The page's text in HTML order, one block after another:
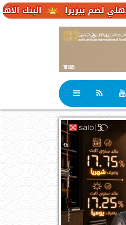
البنك الأهلي الكويتي – مصر يحقق صافي أرباح